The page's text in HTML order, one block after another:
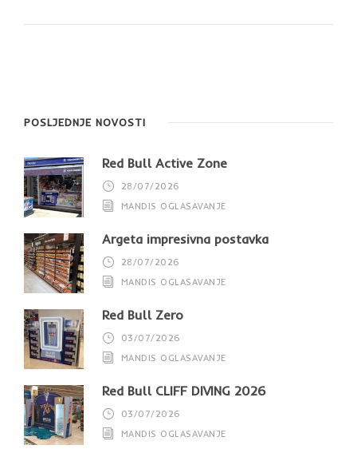
POSLJEDNJE NOVOSTI
Red Bull Active Zone
28/07/2026
MANDIS OGLASAVANJE
Argeta impresivna postavka
28/07/2026
MANDIS OGLASAVANJE
Red Bull Zero
03/07/2026
MANDIS OGLASAVANJE
Red Bull CLIFF DIVING 2026
03/07/2026
MANDIS OGLASAVANJE